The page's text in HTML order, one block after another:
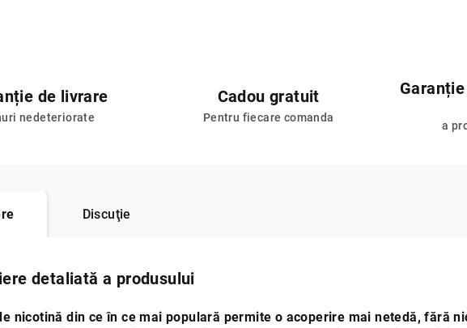
de livrare
nedeteriorate
Cadou gratuit
Pentru fiecare comanda
a
Discuţie
detaliată a produsului
nicotină din ce în ce mai populară permite o acoperire mai netedă, fără